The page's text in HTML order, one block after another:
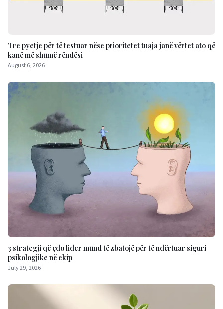
Tre pyetje për të testuar nëse prioritetet tuaja janë vërtet ato që
kanë më shumë rëndësi
August 6, 2026
3 strategji që çdo lider mund të zbatojë për të ndërtuar siguri
psikologjike në ekip
July 29, 2026